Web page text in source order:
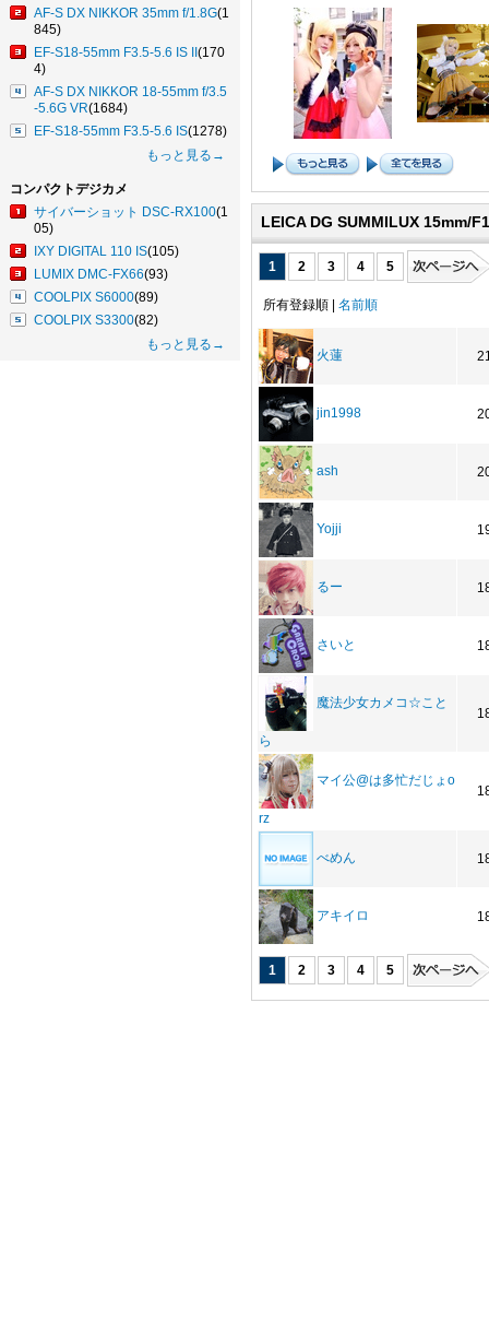
AF-S DX NIKKOR 35mm f/1.8G(1
845)
EF-S18-55mm F3.5-5.6 IS II (170
4)
AF-S DX NIKKOR 18-55mm f/3.5
-5.6G VR(1684)
EF-S18-55mm F3.5-5.6 IS(1278)
もっと見る→
コンパクトデジカメ
サイバーショット DSC-RX100(1
05)
IXY DIGITAL 110 IS(105)
LUMIX DMC-FX66(93)
COOLPIX S6000(89)
COOLPIX S3300(82)
もっと見る→
LEICA DG SUMMILUX 15mm/
1 2 3 4 5
所有登録順 | 名前順
火蓮
jin1998
ash
Yojji
るー
さいと
魔法少女カメコ☆こと
ら
マイ公@は多忙だじょo
rz
べめん
アキイロ
1 2 3 4 5